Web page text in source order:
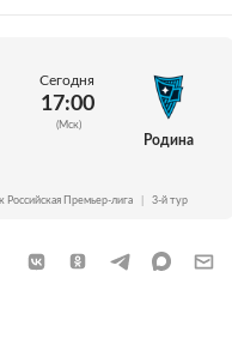
Сегодня
17:00
(Мск)
Родина
Российская Премьер-лига 3-й тур